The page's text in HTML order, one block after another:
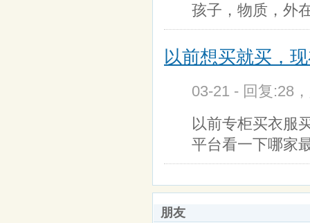
孩子，物质，外
以前想买就买，
03-21 - 回复:28
以前专柜买衣服
平台看一下哪家
朋友